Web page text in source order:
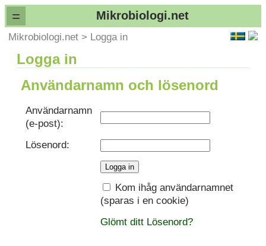
= Mikrobiologi.net
Mikrobiologi.net > Logga in
Logga in
Användarnamn och lösenord
Användarnamn
(e-post):
Lösenord:
Kom ihåg användarnamnet
(sparas i en cookie)
Glömt ditt Lösenord?